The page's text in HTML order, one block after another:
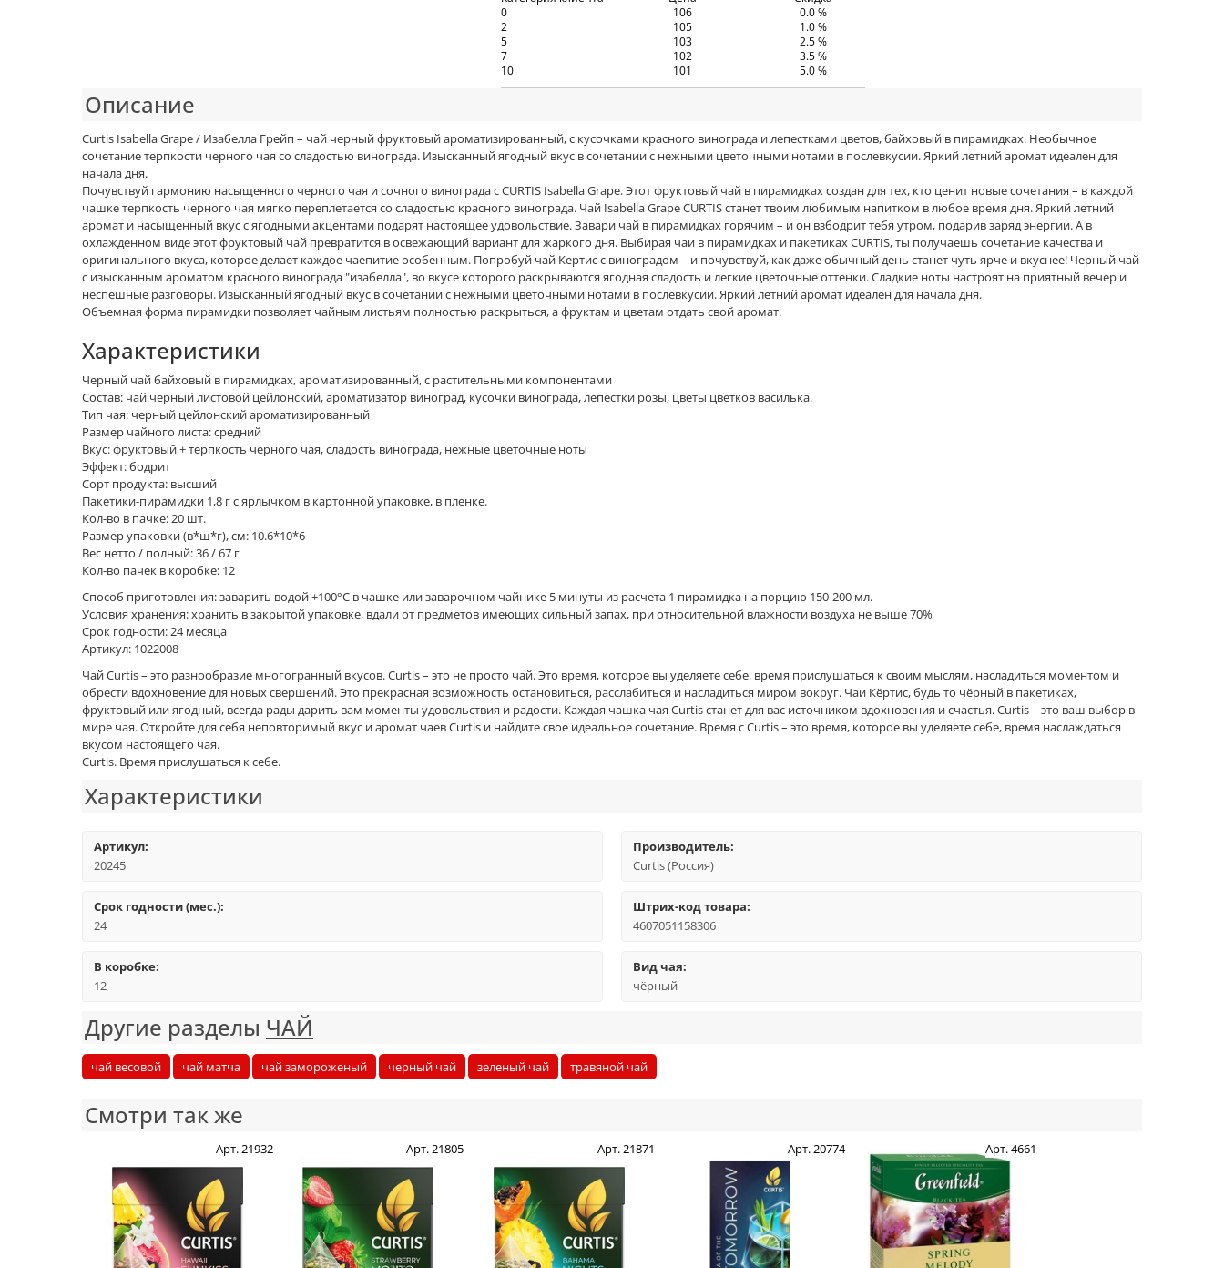
0
106
0.0 %
2
105
1.0 %
5
103
2.5 %
7
102
3.5 %
10
101 5.0 %
Описание
Curtis Isabella Grape / Изабелла Грейп – чай черный фруктовый ароматизированный, с кусочками красного винограда и лепестками цветов, байховый в пирамидках. Необычное
сочетание терпкости черного чая со сладостью винограда. Изысканный ягодный вкус в сочетании с нежными цветочными нотами в послевкусии. Яркий летний аромат идеален для
начала дня.
Почувствуй гармонию насыщенного черного чая и сочного винограда с CURTIS Isabella Grape. Этот фруктовый чай в пирамидках создан для тех, кто ценит новые сочетания – в каждой
чашке терпкость черного чая мягко переплетается со сладостью красного винограда. Чай Isabella Grape CURTIS станет твоим любимым напитком в любое время дня. Яркий летний
аромат и насыщенный вкус с ягодными акцентами подарят настоящее удовольствие. Завари чай в пирамидках горячим – и он взбодрит тебя утром, подарив заряд энергии. А в
охлажденном виде этот фруктовый чай превратится в освежающий вариант для жаркого дня. Выбирая чаи в пирамидках и пакетиках CURTIS, ты получаешь сочетание качества и
оригинального вкуса, которое делает каждое чаепитие особенным. Попробуй чай Кертис с виноградом – и почувствуй, как даже обычный день станет чуть ярче и вкуснее! Черный чай
с изысканным ароматом красного винограда "изабелла", во вкусе которого раскрываются ягодная сладость и легкие цветочные оттенки. Сладкие ноты настроят на приятный вечер и
неспешные разговоры. Изысканный ягодный вкус в сочетании с нежными цветочными нотами в послевкусии. Яркий летний аромат идеален для начала дня.
Объемная форма пирамидки позволяет чайным листьям полностью раскрыться, а фруктам и цветам отдать свой аромат.
Характеристики
Черный чай байховый в пирамидках, ароматизированный, с растительными компонентами
Состав: чай черный листовой цейлонский, ароматизатор виноград, кусочки винограда, лепестки розы, цветы цветков василька.
Тип чая: черный цейлонский ароматизированный
Размер чайного листа: средний
Вкус: фруктовый + терпкость черного чая, сладость винограда, нежные цветочные ноты
Эффект: бодрит
Сорт продукта: высший
Пакетики-пирамидки 1,8 г с ярлычком в картонной упаковке, в пленке.
Кол-во в пачке: 20 шт.
Размер упаковки (в*ш*г), см: 10.6*10*6
Вес нетто / полный: 36 / 67 г
Кол-во пачек в коробке: 12
Способ приготовления: заварить водой +100°C в чашке или заварочном чайнике 5 минуты из расчета 1 пирамидка на порцию 150-200 мл.
Условия хранения: хранить в закрытой упаковке, вдали от предметов имеющих сильный запах, при относительной влажности воздуха не выше 70%
Срок годности: 24 месяца
Артикул: 1022008
Чай Curtis – это разнообразие многогранный вкусов. Curtis – это не просто чай. Это время, которое вы уделяете себе, время прислушаться к своим мыслям, насладиться моментом и
обрести вдохновение для новых свершений. Это прекрасная возможность остановиться, расслабиться и насладиться миром вокруг. Чаи Кёртис, будь то чёрный в пакетиках,
фруктовый или ягодный, всегда рады дарить вам моменты удовольствия и радости. Каждая чашка чая Curtis станет для вас источником вдохновения и счастья. Curtis – это ваш выбор в
мире чая. Откройте для себя неповторимый вкус и аромат чаев Curtis и найдите свое идеальное сочетание. Время с Curtis – это время, которое вы уделяете себе, время наслаждаться
вкусом настоящего чая.
Curtis. Время прислушаться к себе.
Характеристики
Артикул:
20245
Производитель:
Curtis (Россия)
Срок годности (мес.):
24
Штрих-код товара:
4607051158306
В коробке:
12
Вид чая:
чёрный
Другие разделы ЧАЙ
чай весовой чай матча чай замороженый черный чай зеленый чай травяной чай
Смотри так же
Арт. 21932 Арт. 21805 Арт. 21871 Арт. 20774 Арт. 4661